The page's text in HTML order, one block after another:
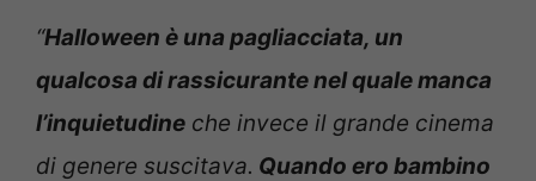
“Halloween è una pagliacciata, un
qualcosa di rassicurante nel quale manca
l’inquietudine che invece il grande cinema
di genere suscitava. Quando ero bambino